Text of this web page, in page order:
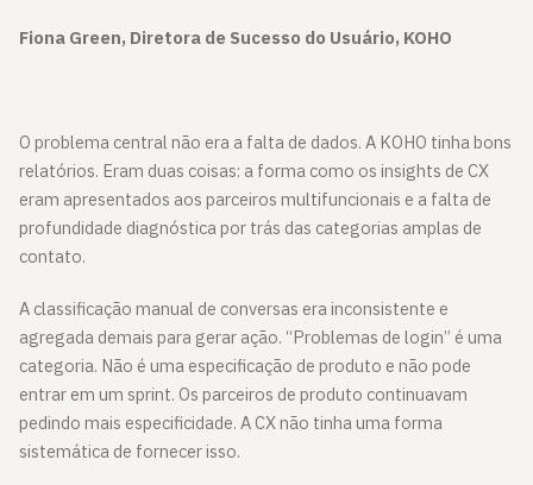
Fiona Green, Diretora de Sucesso do Usuário, KOHO
O problema central não era a falta de dados. A KOHO tinha bons
relatórios. Eram duas coisas: a forma como os insights de CX
eram apresentados aos parceiros multifuncionais e a falta de
profundidade diagnóstica por trás das categorias amplas de
contato.
A classificação manual de conversas era inconsistente e
agregada demais para gerar ação. “Problemas de login” é uma
categoria. Não é uma especificação de produto e não pode
entrar em um sprint. Os parceiros de produto continuavam
pedindo mais especificidade. A CX não tinha uma forma
sistemática de fornecer isso.